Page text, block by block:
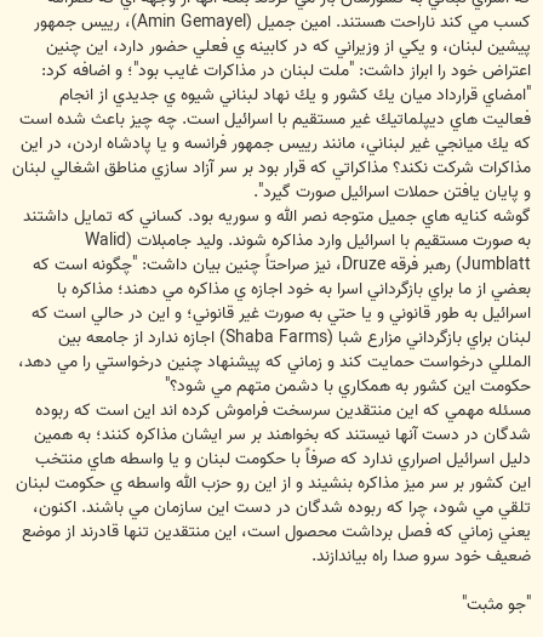
كسب مي كند ناراحت هستند. امين جميل (Amin Gemayel)، رييس جمهور
پيشين لبنان، و يكي از وزيراني كه در كابينه ي فعلي حضور دارد، اين چنين
اعتراض خود را ابراز داشت: "ملت لبنان در مذاكرات غايب بود"؛ و اضافه كرد:
"امضاي قرارداد ميان يك كشور و يك نهاد لبناني شيوه ي جديدي از انجام
فعاليت هاي ديپلماتيك غير مستقيم با اسرائيل است. چه چيز باعث شده است
كه يك ميانجي غير لبناني، مانند رييس جمهور فرانسه و يا پادشاه اردن، در اين
مذاكرات شركت نكند؟ مذاكراتي كه قرار بود بر سر آزاد سازي مناطق اشغالي لبنان
و پايان يافتن حملات اسرائيل صورت گيرد".
گوشه كنايه هاي جميل متوجه نصر الله و سوريه بود. كساني كه تمايل داشتند
به صورت مستقيم با اسرائيل وارد مذاكره شوند. وليد جامبلات (Walid
Jumblatt) رهبر فرقه Druze، نيز صراحتاً چنين بيان داشت: "چگونه است كه
بعضي از ما براي بازگرداني اسرا به خود اجازه ي مذاكره مي دهند؛ مذاكره با
اسرائيل به طور قانوني و يا حتي به صورت غير قانوني؛ و اين در حالي است كه
لبنان براي بازگرداني مزارع شبا (Shaba Farms) اجازه ندارد از جامعه بين
المللي درخواست حمايت كند و زماني كه پيشنهاد چنين درخواستي را مي دهد،
حكومت اين كشور به همكاري با دشمن متهم مي شود؟"
مسئله مهمي كه اين منتقدين سرسخت فراموش كرده اند اين است كه ربوده
شدگان در دست آنها نيستند كه بخواهند بر سر ايشان مذاكره كنند؛ به همين
دليل اسرائيل اصراري ندارد كه صرفاً با حكومت لبنان و يا واسطه هاي منتخب
اين كشور بر سر ميز مذاكره بنشيند و از اين رو حزب الله واسطه ي حكومت لبنان
تلقي مي شود، چرا كه ربوده شدگان در دست اين سازمان مي باشند. اكنون،
يعني زماني كه فصل برداشت محصول است، اين منتقدين تنها قادرند از موضع
ضعيف خود سرو صدا راه بياندازند.
"جو مثبت"